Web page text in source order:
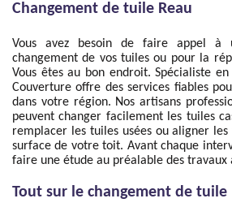
Changement de tuile Reau
Vous avez besoin de faire appel à
changement de vos tuiles ou pour la
Vous êtes au bon endroit. Spécialiste en
Couverture offre des services fiables
dans votre région. Nos artisans
peuvent changer facilement les tuiles
remplacer les tuiles usées ou aligner
surface de votre toit. Avant chaque
faire une étude au préalable des travaux
Tout sur le changement de tuile